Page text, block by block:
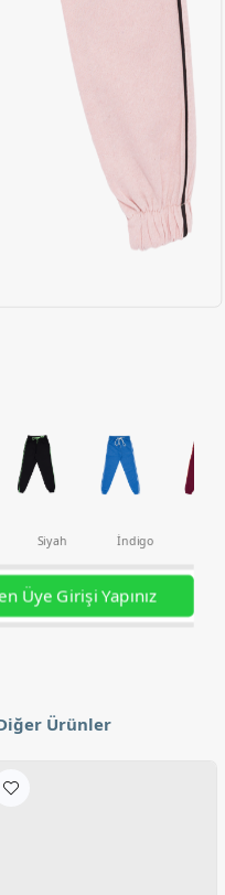
Siyah İndigo
Üye Girişi Yapınız
Ürünler